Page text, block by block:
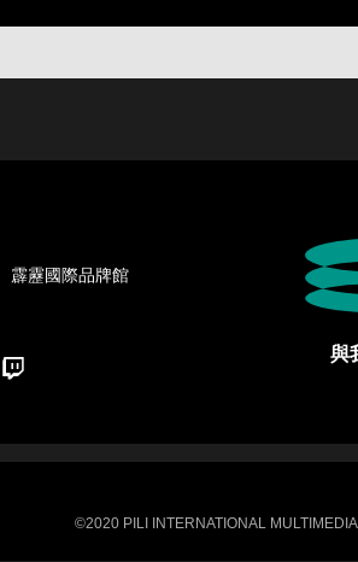
霹靂國際品牌館
浪微博 與
©2020 PILI INTERNATIONAL